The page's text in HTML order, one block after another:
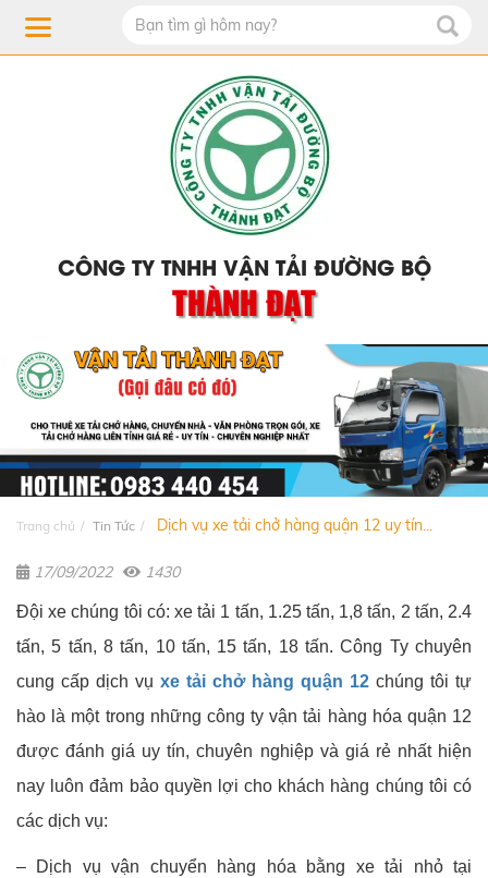
CÔNG TY TNHH VẬN TẢI ĐƯỜNG BỘ
THÀNH ĐẠT
Trang chủ Tin Tức Dịch vụ xe tải chở hàng quận 12 uy tín...
17/09/2022 1430
Đội xe chúng tôi có: xe tải 1 tấn, 1.25 tấn, 1,8 tấn, 2 tấn, 2.4
tấn, 5 tấn, 8 tấn, 10 tấn, 15 tấn, 18 tấn. Công Ty chuyên
cung cấp dịch vụ xe tải chở hàng quận 12 chúng tôi tự
hào là một trong những công ty vận tải hàng hóa quận 12
được đánh giá uy tín, chuyên nghiệp và giá rẻ nhất hiện
nay luôn đảm bảo quyền lợi cho khách hàng chúng tôi có
các dịch vụ:
– Dịch vụ vận chuyển hàng hóa bằng xe tải nhỏ tại